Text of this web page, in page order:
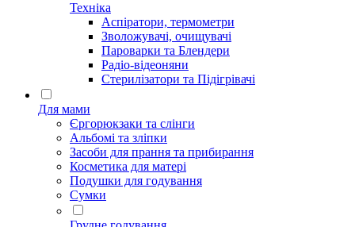
Техніка
Аспіратори, термометри
Зволожувачі, очищувачі
Пароварки та Блендери
Радіо-відеоняни
Стерилізатори та Підігрівачі
Для мами
Єргорюкзаки та слінги
Альбомі та зліпки
Засоби для прання та прибирання
Косметика для матері
Подушки для годування
Сумки